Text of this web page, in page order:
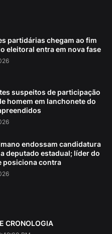
partidárias chegam ao fim
eleitoral entra em nova fase
suspeitos de participação
homem em lanchonete do
endossam candidatura
deputado estadual; líder do
posiciona contra
CRONOLOGIA